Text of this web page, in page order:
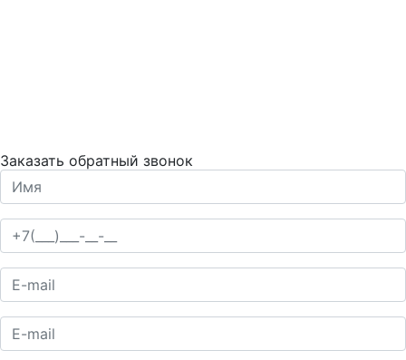
Заказать обратный звонок